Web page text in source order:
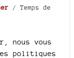
/ Temps de
nous vous
politiques